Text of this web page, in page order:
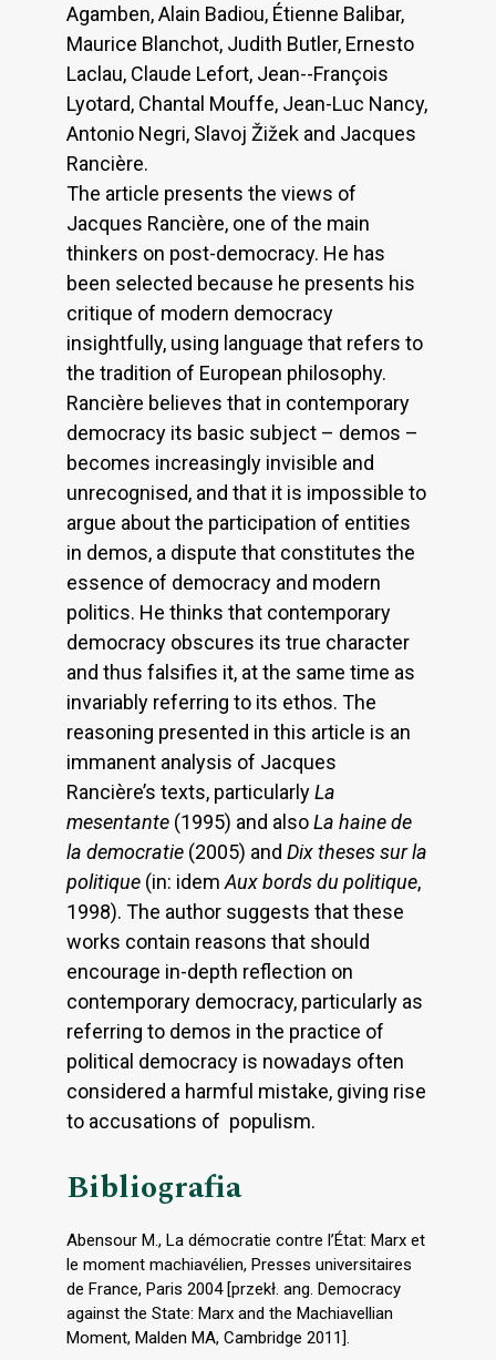
Agamben, Alain Badiou, Étienne Balibar,
Maurice Blanchot, Judith Butler, Ernesto
Laclau, Claude Lefort, Jean--François
Lyotard, Chantal Mouffe, Jean-Luc Nancy,
Antonio Negri, Slavoj Žižek and Jacques
Rancière.
The article presents the views of
Jacques Rancière, one of the main
thinkers on post-democracy. He has
been selected because he presents his
critique of modern democracy
insightfully, using language that refers to
the tradition of European philosophy.
Rancière believes that in contemporary
democracy its basic subject – demos –
becomes increasingly invisible and
unrecognised, and that it is impossible to
argue about the participation of entities
in demos, a dispute that constitutes the
essence of democracy and modern
politics. He thinks that contemporary
democracy obscures its true character
and thus falsifies it, at the same time as
invariably referring to its ethos. The
reasoning presented in this article is an
immanent analysis of Jacques
Rancière’s texts, particularlyLa
mesentante (1995) and alsoLa haine de
la democratie (2005) and Dix theses sur la
politique (in: idem Aux bords du politique,
1998). The author suggests that these
works contain reasons that should
encourage in-depth reflection on
contemporary democracy, particularly as
referring to demos in the practice of
political democracy is nowadays often
considered a harmful mistake, giving rise
to accusations of populism.
Bibliografia
Abensour M., La démocratie contre l’État: Marx et
le moment machiavélien, Presses universitaires
de France, Paris 2004 [przekł. ang. Democracy
against the State: Marx and the Machiavellian
Moment, Malden MA, Cambridge 2011].